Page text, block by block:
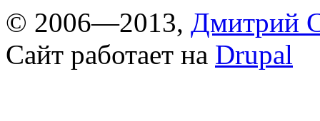
© 2006—2013, Дмитрий
Сайт работает на Drupal